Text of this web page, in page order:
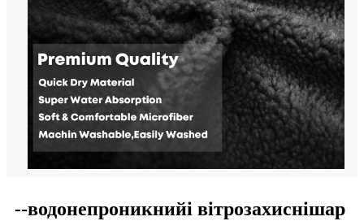
--водонепроникнийі вітрозахиснішар